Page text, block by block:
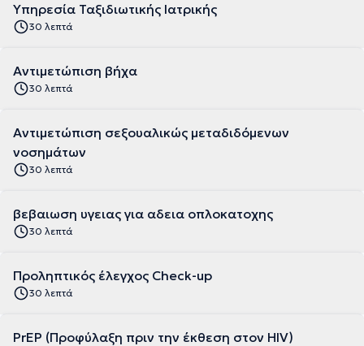
Υπηρεσία Ταξιδιωτικής Ιατρικής
30 λεπτά
Αντιμετώπιση βήχα
30 λεπτά
Αντιμετώπιση σεξουαλικώς μεταδιδόμενων
νοσημάτων
30 λεπτά
βεβαιωση υγειας για αδεια οπλοκατοχης
30 λεπτά
Προληπτικός έλεγχος Check-up
30 λεπτά
PrEP (Προφύλαξη πριν την έκθεση στον HIV)